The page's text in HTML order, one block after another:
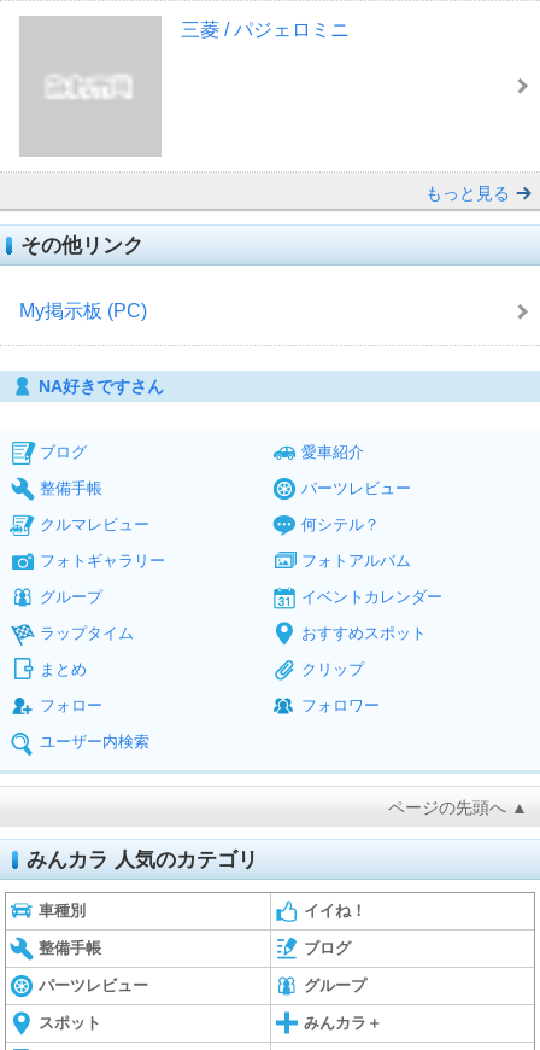
三菱 / パジェロミニ
もっと見る
その他リンク
My掲示板 (PC)
NA好きですさん
ブログ
愛車紹介
整備手帳
パーツレビュー
クルマレビュー
何シテル？
フォトギャラリー
フォトアルバム
グループ
イベントカレンダー
ラップタイム
おすすめスポット
まとめ
クリップ
フォロー
フォロワー
ユーザー内検索
ページの先頭へ ▲
みんカラ 人気のカテゴリ
車種別 イイね！
整備手帳 ブログ
パーツレビュー グループ
スポット みんカラ＋